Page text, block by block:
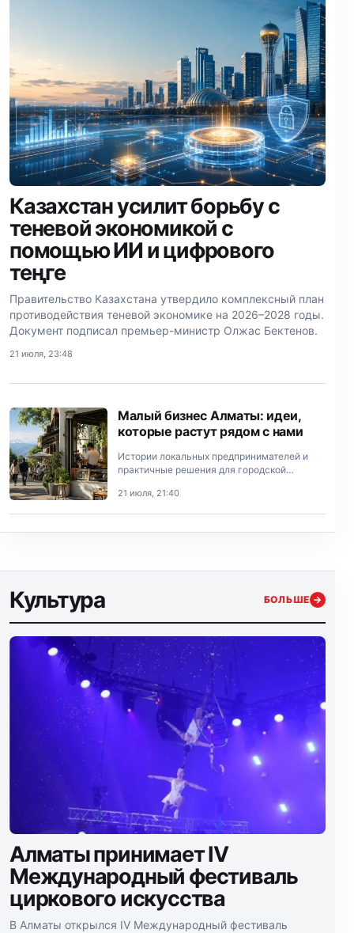
Казахстан усилит борьбу с
теневой экономикой с
помощью ИИ и цифрового
теңге
Правительство Казахстана утвердило комплексный план
противодействия теневой экономике на 2026–2028 годы.
Документ подписал премьер-министр Олжас Бектенов.
21 июля, 23:48
Малый бизнес Алматы: идеи,
которые растут рядом с нами
Истории локальных предпринимателей и
практичные решения для городской
21 июля, 21:40
Культура БОЛЬШЕ →
Алматы принимает IV
Международный фестиваль
циркового искусства
В Алматы открылся IV Международный фестиваль